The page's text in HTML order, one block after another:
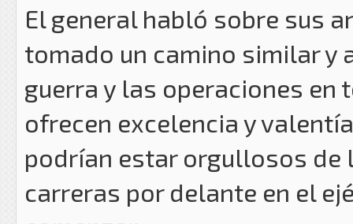
El general habló sobre sus
tomado un camino similar y
guerra y las operaciones en
ofrecen excelencia y
podrían estar orgullosos de
carreras por delante en el